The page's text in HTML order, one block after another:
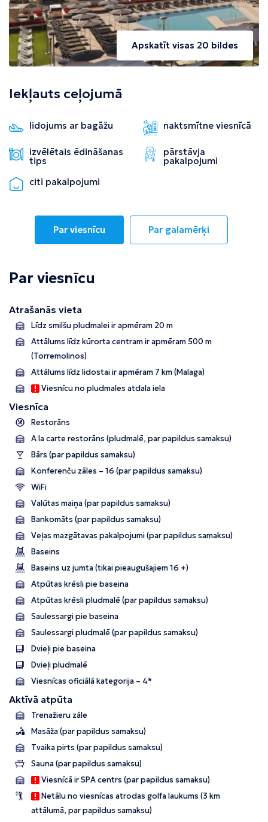
Apskatīt visas 20 bildes
Iekļauts ceļojumā
lidojums ar bagāžu naktsmītne viesnīcā
izvēlētais ēdināšanas
tips
pārstāvja
pakalpojumi
citi pakalpojumi
Par viesnīcu Par galamērķi
Par viesnīcu
Atrašanās vieta
Līdz smilšu pludmalei ir apmēram 20 m
Attālums līdz kūrorta centram ir apmēram 500 m
(Torremolinos)
Attālums līdz lidostai ir apmēram 7 km(Malaga)
Viesnīcu no pludmales atdala iela
Viesnīca
Restorāns
A la carte restorāns (pludmalē, par papildus samaksu)
Bārs (par papildus samaksu)
Konferenču zāles – 16 (par papildus samaksu)
WiFi
Valūtas maiņa (par papildus samaksu)
Bankomāts (par papildus samaksu)
Veļas mazgātavas pakalpojumi (par papildus samaksu)
Baseins
Baseins uz jumta (tikai pieaugušajiem 16 +)
Atpūtas krēsli pie baseina
Atpūtas krēsli pludmalē (par papildus samaksu)
Saulessargi pie baseina
Saulessargi pludmalē (par papildus samaksu)
Dvieļi pie baseina
Dvieļi pludmalē
Viesnīcas oficiālā kategorija – 4*
Aktīvā atpūta
Trenažieru zāle
Masāža (par papildus samaksu)
Tvaika pirts (par papildus samaksu)
Sauna (par papildus samaksu)
Viesnīcā ir SPA centrs (par papildus samaksu)
Netālu no viesnīcas atrodas golfa laukums (3 km
attālumā, par papildus samaksu)